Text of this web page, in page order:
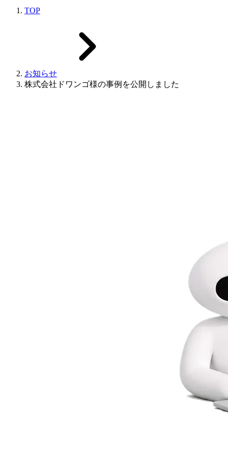
TOP
お知らせ
株式会社ドワンゴ様の事例を公開しました